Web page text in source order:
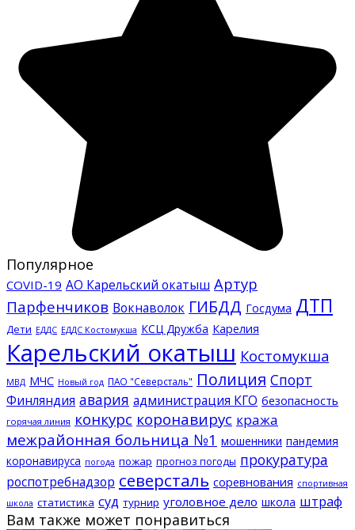
Популярное
COVID-19 АО Карельский окатыш Артур
Парфенчиков Вокнаволок ГИБДД Госдума ДТП
Дети ЕДДС ЕДДС Костомукша КСЦ Дружба Карелия
Карельский окатыш Костомукша
МВД МЧС Новый год ПАО "Северсталь" Полиция Спорт
Финляндия авария администрация КГО безопасность
горячая линия конкурс коронавирус кража
межрайонная больница №1 мошенники пандемия
коронавируса погода пожар прогноз погоды прокуратура
роспотребнадзор северсталь соревнования спортивная
школа статистика суд турнир уголовное дело школа штраф
Вам также может понравиться